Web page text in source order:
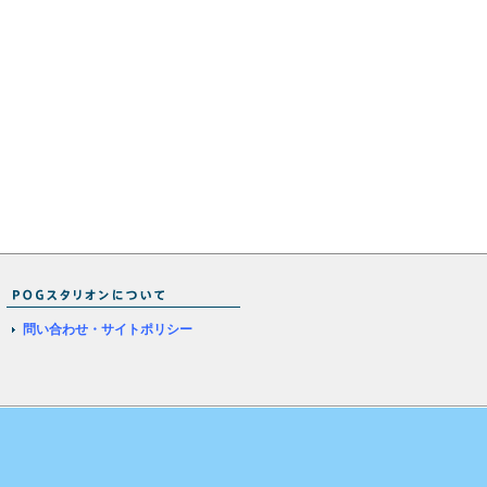
問い合わせ・サイトポリシー